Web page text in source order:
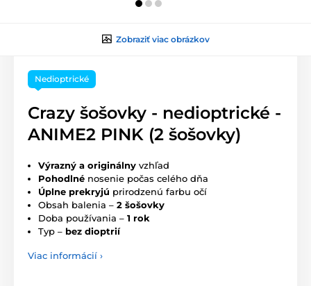
Zobraziť viac obrázkov
Nedioptrické
Crazy šošovky - nedioptrické -
ANIME2 PINK (2 šošovky)
Výrazný a originálny vzhľad
Pohodlné nosenie počas celého dňa
Úplne prekryjú prirodzenú farbu očí
Obsah balenia – 2 šošovky
Doba používania – 1 rok
Typ – bez dioptrií
Viac informácií ›